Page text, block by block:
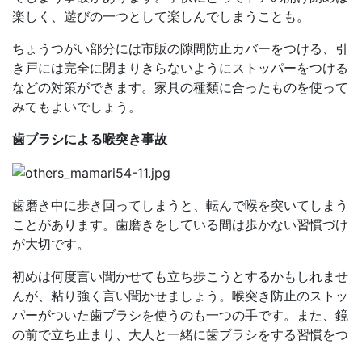
楽しく、遊びの一つとして楽しんでしまうことも。
ちょうつがい部分には市販の隙間防止カバーをつける、引
き戸には完全に閉まりきらないようにストッパーをつける
などの対策ができます。家具の種類に合ったものを使って
みてもよいでしょう。
歯ブラシによる喉突き事故
歯磨き中に歩き回ってしまうと、転んで喉を突いてしまう
ことがあります。歯磨きをしている間は歩かない習慣づけ
が大切です。
初めは何度言い聞かせても立ち歩こうとするかもしれませ
んが、粘り強く言い聞かせましょう。喉突き防止のストッ
パーがついた歯ブラシを使うのも一つの手です。また、鏡
の前で立ち止まり、大人と一緒に歯ブラシをする習慣をつ